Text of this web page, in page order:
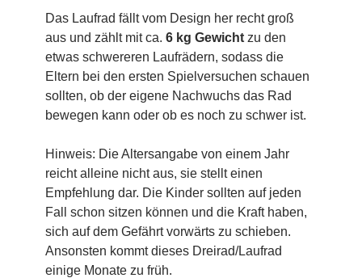
Das Laufrad fällt vom Design her recht groß
aus und zählt mit ca. 6 kg Gewicht zu den
etwas schwereren Laufrädern, sodass die
Eltern bei den ersten Spielversuchen schauen
sollten, ob der eigene Nachwuchs das Rad
bewegen kann oder ob es noch zu schwer ist.
Hinweis: Die Altersangabe von einem Jahr
reicht alleine nicht aus, sie stellt einen
Empfehlung dar. Die Kinder sollten auf jeden
Fall schon sitzen können und die Kraft haben,
sich auf dem Gefährt vorwärts zu schieben.
Ansonsten kommt dieses Dreirad/Laufrad
einige Monate zu früh.